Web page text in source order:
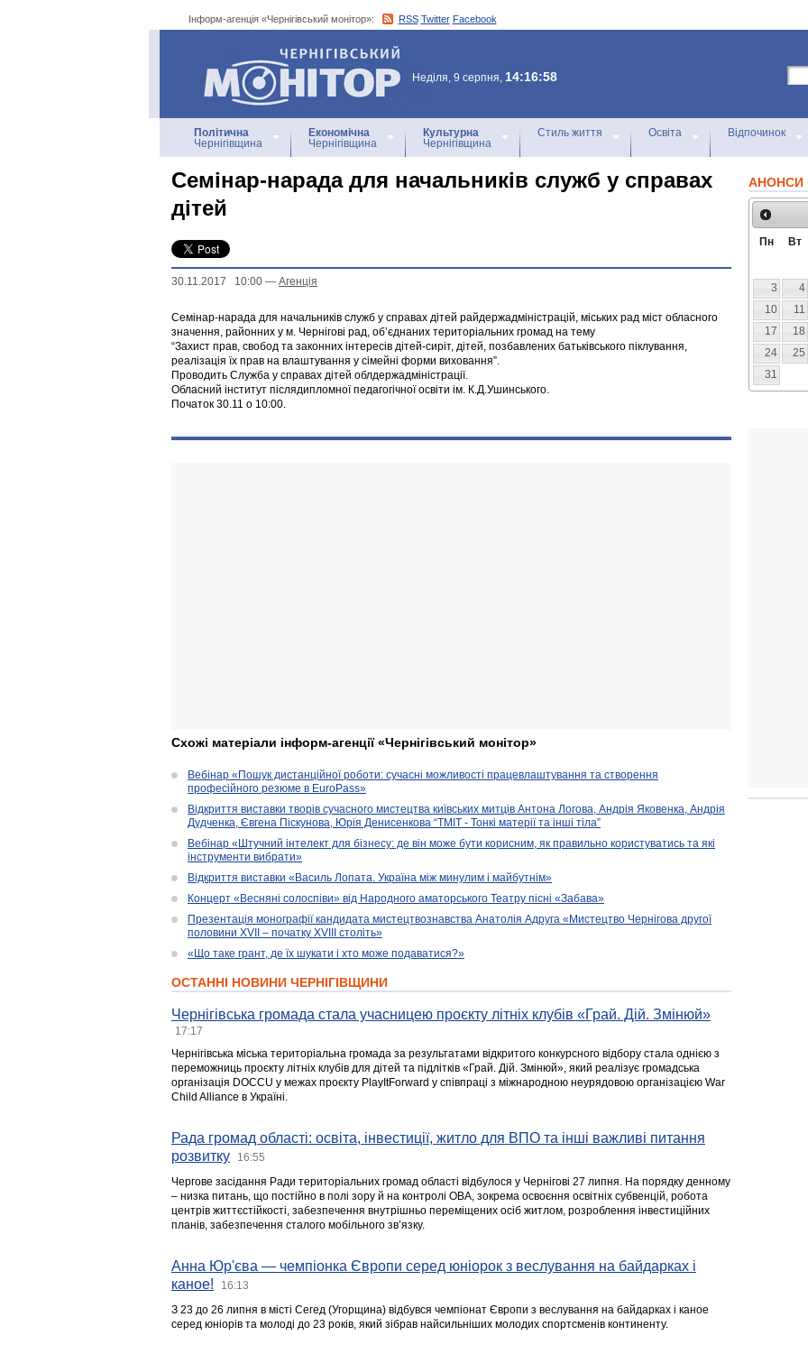
Інформ-агенція «Чернігівський монітор»: RSS Twitter Facebook
Інформ-агенція
«Чернігівський монітор»
Неділя, 9 серпня, 14:16:58
Політична
Чернігівщина
Економічна
Чернігівщина
Культурна
Чернігівщина
Стиль життя Освіта Відпочинок
Семінар-нарада для начальників служб у справах
дітей
30.11.2017 10:00 — Агенцiя
Семінар-нарада для начальників служб у справах дітей райдержадміністрацій, міських рад міст обласного
значення, районних у м. Чернігові рад, об’єднаних територіальних громад на тему
“Захист прав, свобод та законних інтересів дітей-сиріт, дітей, позбавлених батьківського піклування,
реалізація їх прав на влаштування у сімейні форми виховання”.
Проводить Служба у справах дітей облдержадміністрації.
Обласний інститут післядипломної педагогічної освіти ім. К.Д.Ушинського.
Початок 30.11 о 10:00.
Схожі матеріали інформ-агенції «Чернігівський монітор»
Вебінар «Пошук дистанційної роботи: сучасні можливості працевлаштування та створення
професійного резюме в EuroPass»
Відкриття виставки творів сучасного мистецтва київських митців Антона Логова, Андрія Яковенка, Андрія
Дудченка, Євгена Піскунова, Юрія Денисенкова “ТМІТ - Тонкі матерії та інші тіла”
Вебінар «Штучний інтелект для бізнесу: де він може бути корисним, як правильно користуватись та які
інструменти вибрати»
Відкриття виставки «Василь Лопата. Україна між минулим і майбутнім»
Концерт «Весняні солоспіви» від Народного аматорського Театру пісні «Забава»
Презентація монографії кандидата мистецтвознавства Анатолія Адруга «Мистецтво Чернігова другої
половини XVII – початку XVIII століть»
«Що таке грант, де їх шукати і хто може подаватися?»
ОСТАННІ НОВИНИ ЧЕРНІГІВЩИНИ
Чернігівська громада стала учасницею проєкту літніх клубів «Грай. Дій. Змінюй»
17:17
Чернігівська міська територіальна громада за результатами відкритого конкурсного відбору стала однією з
переможниць проєкту літніх клубів для дітей та підлітків «Грай. Дій. Змінюй», який реалізує громадська
організація DOCCU у межах проєкту PlayItForward у співпраці з міжнародною неурядовою організацією War
Child Alliance в Україні.
Рада громад області: освіта, інвестиції, житло для ВПО та інші важливі питання
розвитку
16:55
Чергове засідання Ради територіальних громад області відбулося у Чернігові 27 липня. На порядку денному
– низка питань, що постійно в полі зору й на контролі ОВА, зокрема освоєння освітніх субвенцій, робота
центрів життєстійкості, забезпечення внутрішньо переміщених осіб житлом, розроблення інвестиційних
планів, забезпечення сталого мобільного зв’язку.
Анна Юр'єва — чемпіонка Європи серед юніорок з веслування на байдарках і
каное!
16:13
З 23 до 26 липня в місті Сегед (Угорщина) відбувся чемпіонат Європи з веслування на байдарках і каное
серед юніорів та молоді до 23 років, який зібрав найсильніших молодих спортсменів континенту.
АНОНСИ
Пн Вт
3
4
10
11
17
18
24
25
31